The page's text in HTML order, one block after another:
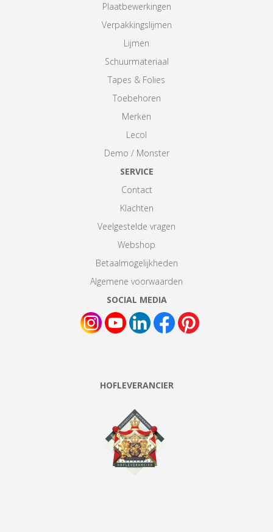
Plaatbewerkingen
Verpakkingslijmen
Lijmen
Schuurmateriaal
Tapes & Folies
Toebehoren
Merken
Lecol
Demo / Monster
SERVICE
Contact
Klachten
Veelgestelde vragen
Webshop
Betaalmogelijkheden
Algemene voorwaarden
SOCIAL MEDIA
HOFLEVERANCIER